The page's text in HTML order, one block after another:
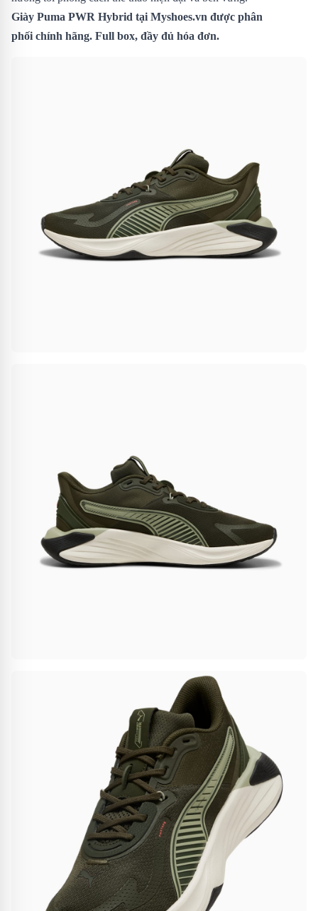
Giày Puma PWR Hybrid tại Myshoes.vn được phân
phối chính hãng. Full box, đầy đủ hóa đơn.